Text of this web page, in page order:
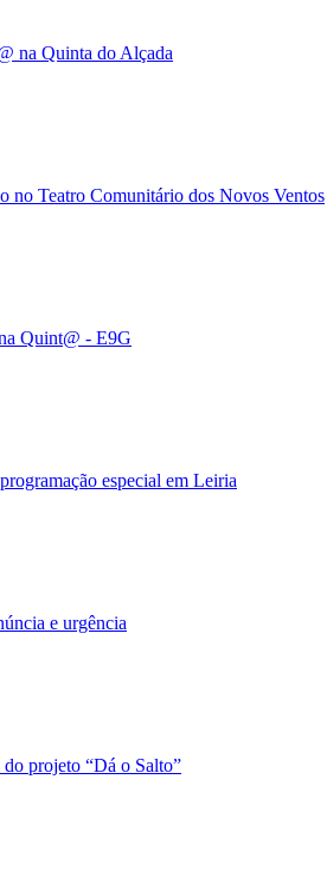
na Quinta do Alçada
no Teatro Comunitário dos Novos Ventos
Quint@ - E9G
especial em Leiria
e urgência
projeto “Dá o Salto”